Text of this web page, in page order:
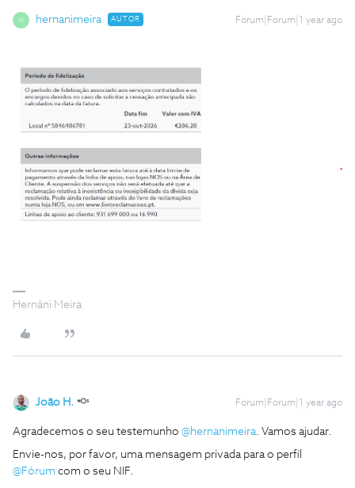
H hernanimeira AUTOR Forum|Forum|1 year ago
Hernâni Meira
João H. Forum|Forum|1 year ago
Agradecemos o seu testemunho @hernanimeira. Vamos ajudar.
Envie-nos, por favor, uma mensagem privada para o perfil
@Fórum com o seu NIF.